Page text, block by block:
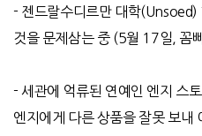
- 젠드랄수디르만 대학(Unsoed)
것을 문제삼는 중(5월 17일, 꼼
-세관에 억류된 연예인 엔지 스
엔지에게 다른 상품을 잘못 보내